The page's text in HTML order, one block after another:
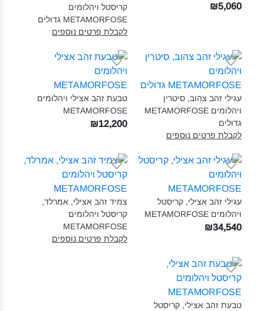
₪5,060
קריסטל ויהלומים
METAMORFOSE גדולים‎
לקבלת פרטים נוספים
עגילי זהב צהוב, סיטרין
ויהלומים METAMORFOSE
גדולים‎
לקבלת פרטים נוספים
טבעת זהב אצילי ויהלומים
METAMORFOSE‎
₪12,200
עגילי זהב אצילי, קריסטל
ויהלומים METAMORFOSE‎
₪34,540
צמיד זהב אצילי, אמרלד,
קריסטל ויהלומים
METAMORFOSE‎
לקבלת פרטים נוספים
טבעת זהב אצילי, קריסטל